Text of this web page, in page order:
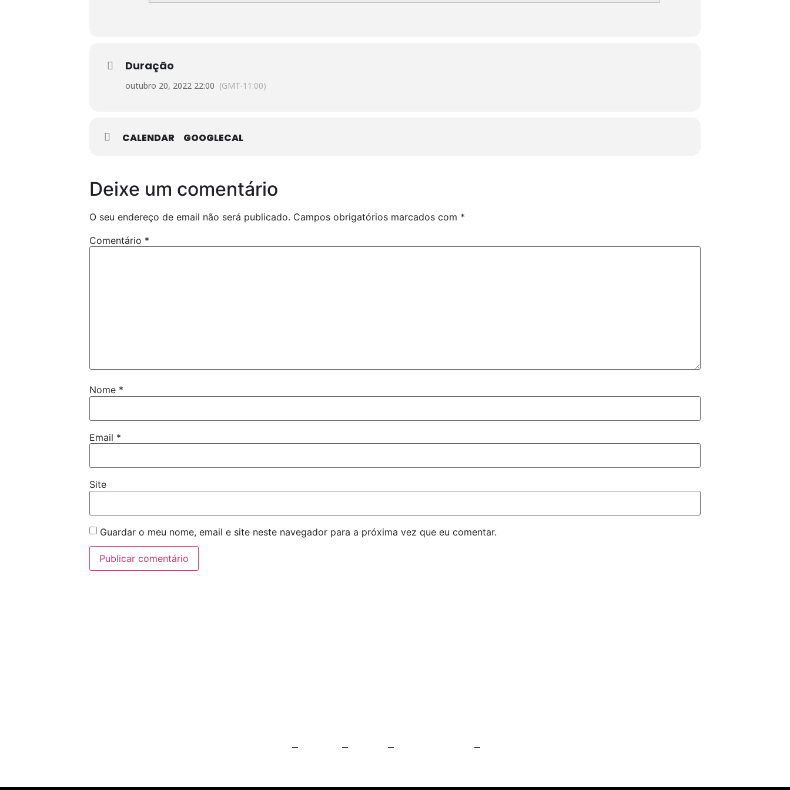
Duração
outubro 20, 2022 22:00 (GMT-11:00)
CALENDAR GOOGLECAL
Deixe um comentário
O seu endereço de email não será publicado. Campos obrigatórios marcados com *
Comentário *
Nome *
Email *
Site
Guardar o meu nome, email e site neste navegador para a próxima vez que eu comentar.
— — — —